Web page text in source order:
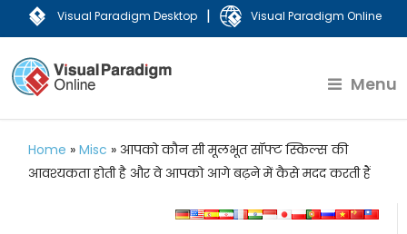
Visual Paradigm Desktop | Visual Paradigm Online
Menu
Home »Misc » आपको कौन सी मूलभूत सॉफ्ट स्किल्स की
आवश्यकता होती है और वे आपको आगे बढ़ने में कैसे मदद करती हैं